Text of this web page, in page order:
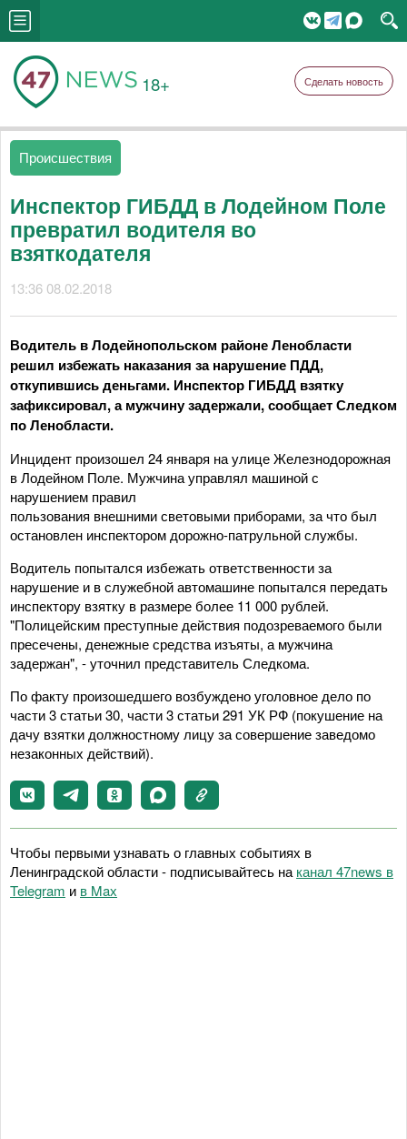
18+ Сделать новость
Происшествия
Инспектор ГИБДД в Лодейном Поле
превратил водителя во
взяткодателя
13:36 08.02.2018
Водитель в Лодейнопольском районе Ленобласти
решил избежать наказания за нарушение ПДД,
откупившись деньгами. Инспектор ГИБДД взятку
зафиксировал, а мужчину задержали, сообщает Следком
по Ленобласти.
Инцидент произошел 24 января на улице Железнодорожная
в Лодейном Поле. Мужчина управлял машиной с
нарушением правил
пользования внешними световыми приборами, за что был
остановлен инспектором дорожно-патрульной службы.
Водитель попытался избежать ответственности за
нарушение и в служебной автомашине попытался передать
инспектору взятку в размере более 11 000 рублей.
"Полицейским преступные действия подозреваемого были
пресечены, денежные средства изъяты, а мужчина
задержан", - уточнил представитель Следкома.
По факту произошедшего возбуждено уголовное дело по
части 3 статьи 30, части 3 статьи 291 УК РФ (покушение на
дачу взятки должностному лицу за совершение заведомо
незаконных действий).
Чтобы первыми узнавать о главных событиях в
Ленинградской области - подписывайтесь на канал 47news в
Telegram и в Maх